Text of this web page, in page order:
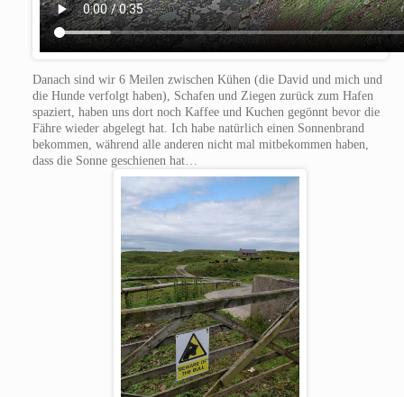
Danach sind wir 6 Meilen zwischen Kühen (die David und mich und
die Hunde verfolgt haben), Schafen und Ziegen zurück zum Hafen
spaziert, haben uns dort noch Kaffee und Kuchen gegönnt bevor die
Fähre wieder abgelegt hat. Ich habe natürlich einen Sonnenbrand
bekommen, während alle anderen nicht mal mitbekommen haben,
dass die Sonne geschienen hat…